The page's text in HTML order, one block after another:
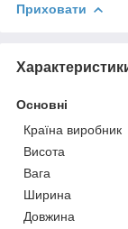
Приховати
Основні
Країна виробник
Висота
Вага
Ширина
Довжина